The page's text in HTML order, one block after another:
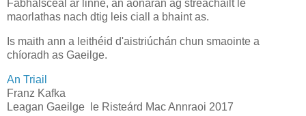
Fabhalscéal ár linne, an aonarán ag streachailt le
maorlathas nach dtig leis ciall a bhaint as.
Is maith ann a leithéid d'aistriúchán chun smaointe a
chíoradh as Gaeilge.
An Triail
Franz Kafka
Leagan Gaeilge le Risteárd Mac Annraoi 2017